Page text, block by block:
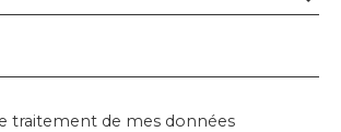
traitement de mes données